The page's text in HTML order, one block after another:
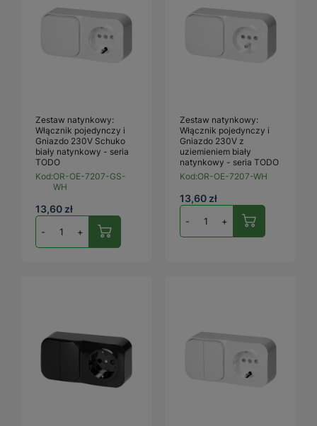
Zestaw natynkowy:
Włącznik pojedynczy i
Gniazdo 230V Schuko
biały natynkowy - seria
TODO
Kod:OR-OE-7207-GS-
WH
13,60 zł
- +
Zestaw natynkowy:
Włącznik pojedynczy i
Gniazdo 230V z
uziemieniem biały
natynkowy - seria TODO
Kod:OR-OE-7207-WH
13,60 zł
- +